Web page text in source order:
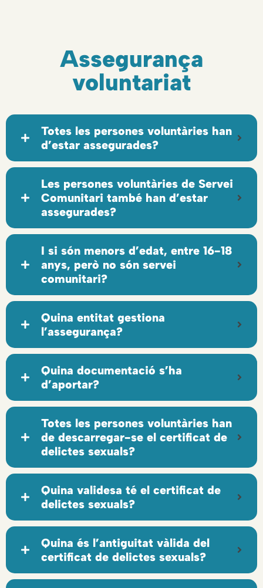
Assegurança
voluntariat
Totes les persones voluntàries han
d’estar assegurades?
Les persones voluntàries de Servei
Comunitari també han d’estar
assegurades?
I si són menors d’edat, entre 16-18
anys, però no són servei
comunitari?
Quina entitat gestiona
l’assegurança?
Quina documentació s’ha
d’aportar?
Totes les persones voluntàries han
de descarregar-se el certificat de
delictes sexuals?
Quina validesa té el certificat de
delictes sexuals?
Quina és l’antiguitat vàlida del
certificat de delictes sexuals?